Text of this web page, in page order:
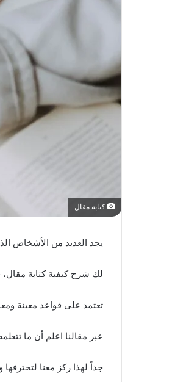
كتابة مقال
يجد العديد من الأشخاص
لك شرح كيفية كتابة مقال،
تعتمد على قواعد معينة
عبر مقالنا اعلم أن ما
جداً لهذا ركز معنا